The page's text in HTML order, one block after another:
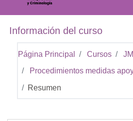
Información del curso
Página Principal Cursos
Procedimientos medidas
Resumen